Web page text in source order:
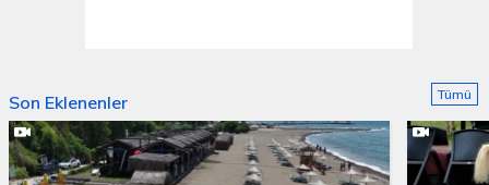
Son Eklenenler Tümü